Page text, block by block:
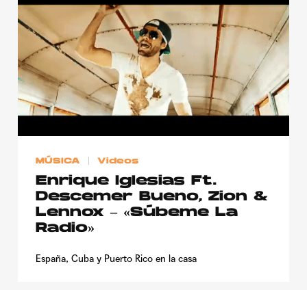
MÚSICA Videos
Enrique Iglesias Ft.
Descemer Bueno, Zion &
Lennox – «Súbeme La
Radio»
España, Cuba y Puerto Rico en la casa